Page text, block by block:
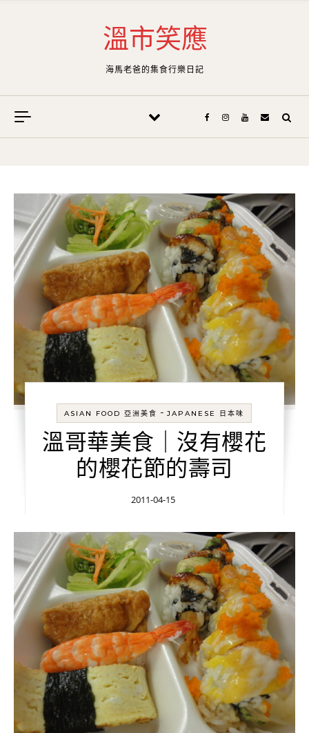
溫市笑應
海馬老爸的集食行樂日記
ASIAN FOOD 亞洲美食 -JAPANESE 日本味
溫哥華美食｜沒有櫻花
的櫻花節的壽司
2011-04-15